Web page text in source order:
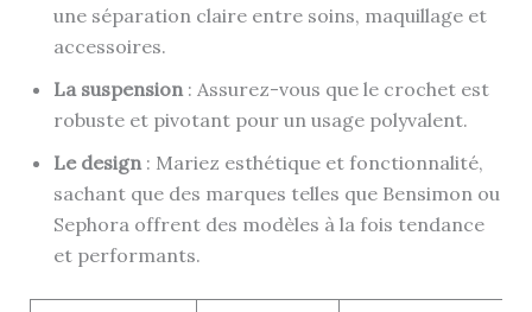
une séparation claire entre soins, maquillage et
accessoires.
La suspension: Assurez-vous que le crochet est
robuste et pivotant pour un usage polyvalent.
Le design: Mariez esthétique et fonctionnalité,
sachant que des marques telles que Bensimon ou
Sephora offrent des modèles à la fois tendance
et performants.